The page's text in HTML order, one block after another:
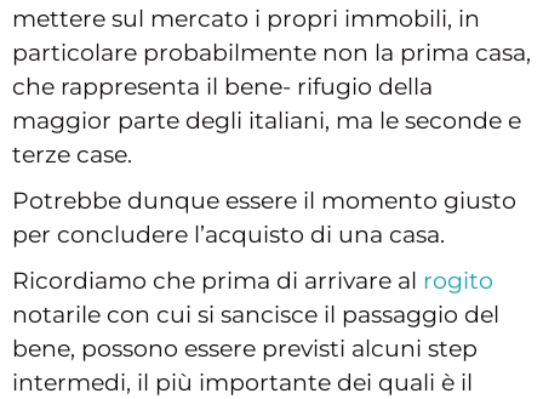
mettere sul mercato i propri immobili, in
particolare probabilmente non la prima casa,
che rappresenta il bene- rifugio della
maggior parte degli italiani, ma le seconde e
terze case.
Potrebbe dunque essere il momento giusto
per concludere l’acquisto di una casa.
Ricordiamo che prima di arrivare al rogito
notarile con cui si sancisce il passaggio del
bene, possono essere previsti alcuni step
intermedi, il più importante dei quali è il